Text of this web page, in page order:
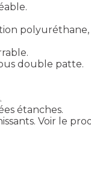
polyuréthane,
double patte.
étanches.
Voir le